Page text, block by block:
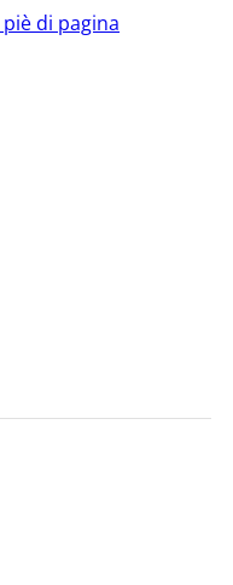
piè di pagina